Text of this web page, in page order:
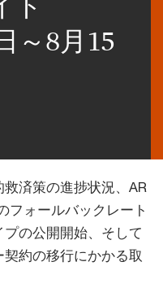
～8月15
済策の進捗状況、AR
フォールバックレート
の公開開始、そして
約の移行にかかる取